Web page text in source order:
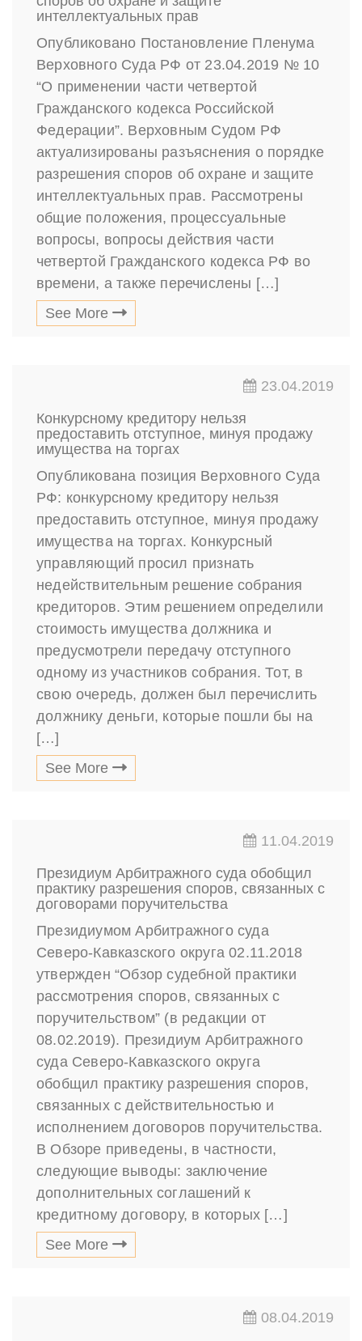
интеллектуальных прав
Опубликовано Постановление Пленума
Верховного Суда РФ от 23.04.2019 № 10
“О применении части четвертой
Гражданского кодекса Российской
Федерации”. Верховным Судом РФ
актуализированы разъяснения о порядке
разрешения споров об охране и защите
интеллектуальных прав. Рассмотрены
общие положения, процессуальные
вопросы, вопросы действия части
четвертой Гражданского кодекса РФ во
времени, а также перечислены […]
See More
23.04.2019
Конкурсному кредитору нельзя
предоставить отступное, минуя продажу
имущества на торгах
Опубликована позиция Верховного Суда
РФ: конкурсному кредитору нельзя
предоставить отступное, минуя продажу
имущества на торгах. Конкурсный
управляющий просил признать
недействительным решение собрания
кредиторов. Этим решением определили
стоимость имущества должника и
предусмотрели передачу отступного
одному из участников собрания. Тот, в
свою очередь, должен был перечислить
должнику деньги, которые пошли бы на
[…]
See More
11.04.2019
Президиум Арбитражного суда обобщил
практику разрешения споров, связанных с
договорами поручительства
Президиумом Арбитражного суда
Северо-Кавказского округа 02.11.2018
утвержден “Обзор судебной практики
рассмотрения споров, связанных с
поручительством” (в редакции от
08.02.2019). Президиум Арбитражного
суда Северо-Кавказского округа
обобщил практику разрешения споров,
связанных с действительностью и
исполнением договоров поручительства.
В Обзоре приведены, в частности,
следующие выводы: заключение
дополнительных соглашений к
кредитному договору, в которых […]
See More
08.04.2019